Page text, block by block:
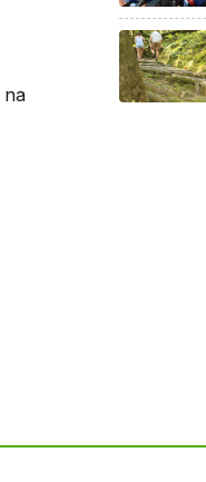
na